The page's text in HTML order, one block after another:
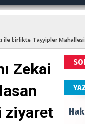
ile birlikte Tayyipler
Zekai
ziyaret